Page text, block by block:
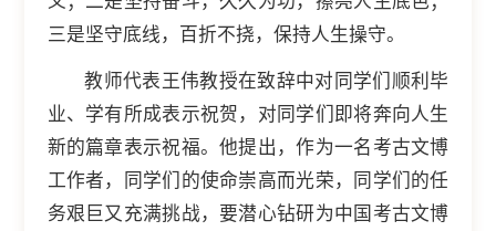
三是坚守底线，百折不挠，保持人生操守。
教师代表王伟教授在致辞中对同学们顺利毕
业、学有所成表示祝贺，对同学们即将奔向人生
新的篇章表示祝福。他提出，作为一名考古文博
工作者，同学们的使命崇高而光荣，同学们的任
务艰巨又充满挑战，要潜心钻研为中国考古文博